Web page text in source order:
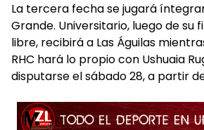
La tercera fecha se jugará
Grande. Universitario, luego de su
libre, recibirá a Las Águilas
RHC hará lo propio con Ushuaia
disputarse el sábado 28, a partir de